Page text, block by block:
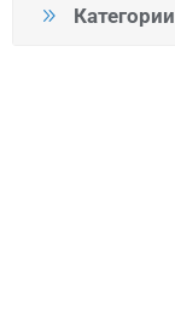
Категории